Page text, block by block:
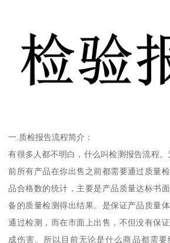
一.质检报告流程简介：
有很多人都不明白，什么叫检测报告流程。
前所有产品在你出售之前都需要通过质量
品合格数的统计，主要是产品质量达标书
备的质量检测得出结果。是保证产品质量
通过检测，而在市面上出售，不但没有保
成伤害。所以目前无论是什么商品都需